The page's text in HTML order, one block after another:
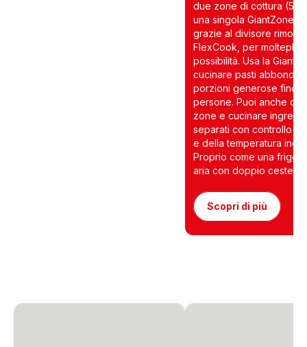
due zone di cottura
una singola GiantZone
grazie al divisore
FlexCook, per molteplici
possibilità. Usa la
cucinare pasti
porzioni generose fino
persone. Puoi anche
zone e cucinare
separati con controllo
e della temperatura
Proprio come una
aria con doppio cestello.
Scopri di più